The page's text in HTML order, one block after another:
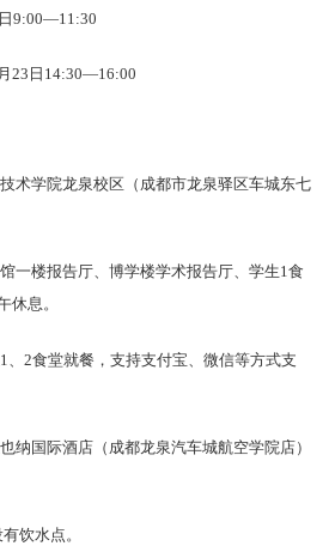
9:00—11:30
23日14:30—16:00
术学院龙泉校区（成都市龙泉驿区车城东七
一楼报告厅、博学楼学术报告厅、学生1食
休息。
、2食堂就餐，支持支付宝、微信等方式支
纳国际酒店（成都龙泉汽车城航空学院店）
饮水点。